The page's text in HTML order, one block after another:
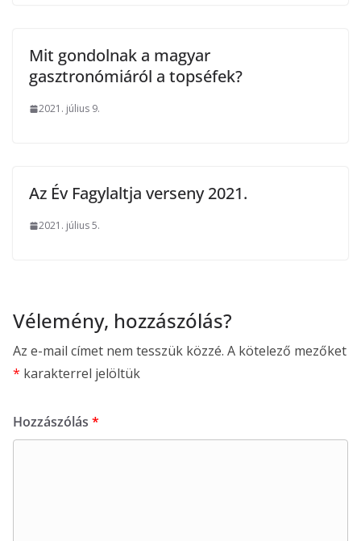
Mit gondolnak a magyar
gasztronómiáról a topséfek?
2021. július 9.
Az Év Fagylaltja verseny 2021.
2021. július 5.
Vélemény, hozzászólás?
Az e-mail címet nem tesszük közzé. A kötelező mezőket
* karakterrel jelöltük
Hozzászólás *